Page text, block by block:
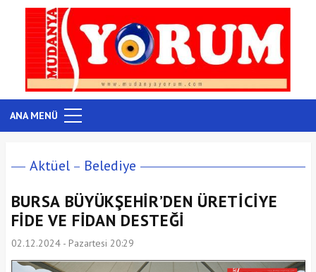
ANA MENÜ
Aktüel Belediye
BURSA BÜYÜKŞEHİR’DEN ÜRETİCİYE
FİDE VE FİDAN DESTEĞİ
02.12.2024 - Pazartesi 20:29